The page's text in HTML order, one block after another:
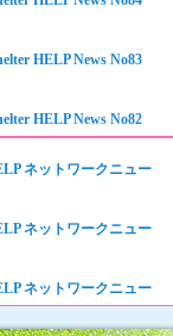
HELP News No83
HELP News No82
HELP News No81
HELP News No80
HELP News No79
ネットワークニュー
ネットワークニュー
ネットワークニュー